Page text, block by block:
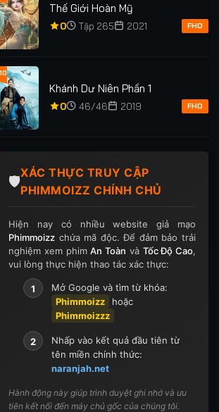
Thế Giới Hoàn Mỹ
0 Tập 265 2021 FHD
Khánh Dư Niên Phần 1
0 46/46 2019 FHD
🛡️
XÁC THỰC TRUY CẬP
PHIMMOIZZ CHÍNH CHỦ
Hiện nay có nhiều website giả mạo
Phimmoizz chứa mã độc. Để đảm bảo trải
nghiệm xem phimAn Toàn và Tốc Độ Cao,
vui lòng thực hiện thao tác xác thực:
1
Mở Google và tìm từ khóa:
Phimmoizz
hoặc
Phimmoizzz
2
Nhấp vào kết quả đầu tiên từ
tên miền chính thức:
naranjah.net
Hành động này giúp trình duyệt ghi nhớ và ưu
tiên kết nối đến máy chủ gốc của chúng tôi.